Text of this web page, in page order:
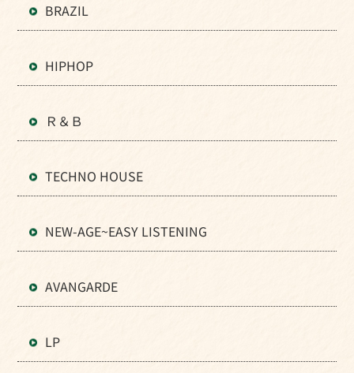
BRAZIL
HIPHOP
Ｒ＆Ｂ
TECHNO HOUSE
NEW-AGE~EASY LISTENING
AVANGARDE
LP